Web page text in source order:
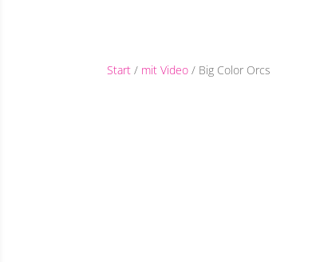
Start / mit Video / Big Color Orcs